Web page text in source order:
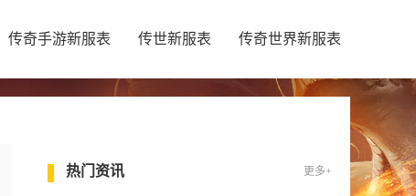
传奇手游新服表 传世新服表 传奇世界新服表
热门资讯 更多+